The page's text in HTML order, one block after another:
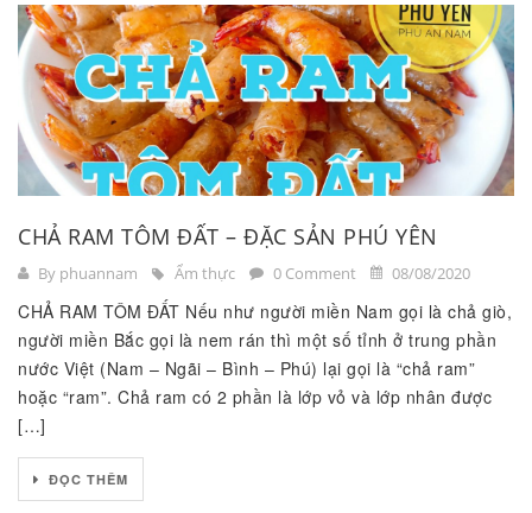
CHẢ RAM TÔM ĐẤT – ĐẶC SẢN PHÚ YÊN
By phuannam Ẩm thực 0 Comment 08/08/2020
CHẢ RAM TÔM ĐẤT Nếu như người miền Nam gọi là chả giò,
người miền Bắc gọi là nem rán thì một số tỉnh ở trung phần
nước Việt (Nam – Ngãi – Bình – Phú) lại gọi là “chả ram”
hoặc “ram”. Chả ram có 2 phần là lớp vỏ và lớp nhân được
[…]
ĐỌC THÊM